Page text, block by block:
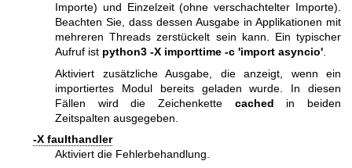
Importe) und Einzelzeit (ohne verschachtelter Importe).
Beachten Sie, dass dessen Ausgabe in Applikationen mit
mehreren Threads zerstückelt sein kann. Ein typischer
Aufruf ist python3 -X importtime -c 'import asyncio'.
Aktiviert zusätzliche Ausgabe, die anzeigt, wenn ein
importiertes Modul bereits geladen wurde. In diesen
Fällen wird die Zeichenkette cached in beiden
Zeitspalten ausgegeben.
-X faulthandler
Aktiviert die Fehlerbehandlung.